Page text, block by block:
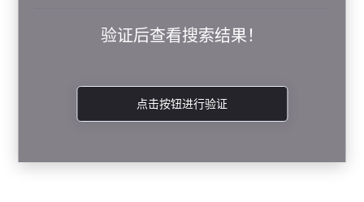
验证后查看搜索结果！
点击按钮进行验证